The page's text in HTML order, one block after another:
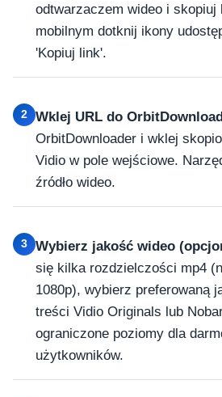
odtwarzaczem wideo i skopiuj
mobilnym dotknij ikony
'Kopiuj link'.
2 Wklej URL do
OrbitDownloader i wklej
Vidio w pole wejściowe.
źródło wideo.
3 Wybierz jakość wideo
się kilka rozdzielczości mp4
1080p), wybierz preferowaną
treści Vidio Originals lub
ograniczone poziomy dla
użytkowników.